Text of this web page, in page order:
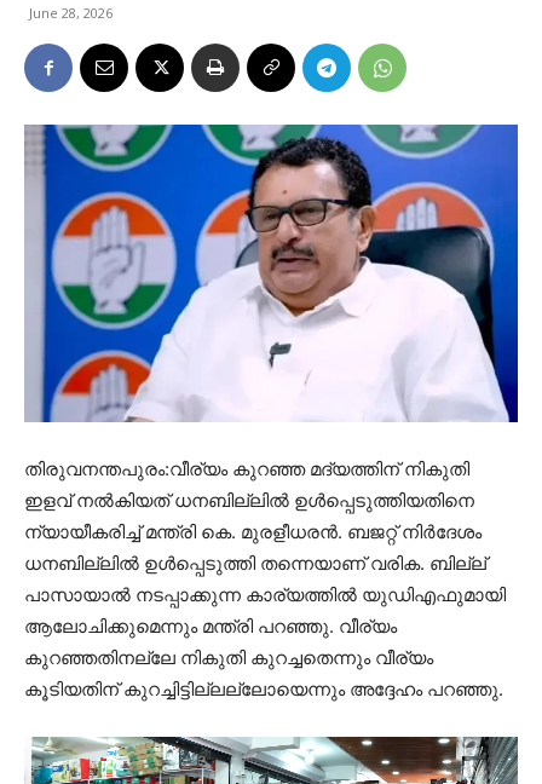
June 28, 2026
തിരുവനന്തപുരം:വീര്യം കുറഞ്ഞ മദ്യത്തിന് നികുതി
ഇളവ് നൽകിയത് ധനബില്ലിൽ ഉൾപ്പെടുത്തിയതിനെ
ന്യായീകരിച്ച് മന്ത്രി കെ. മുരളീധരൻ. ബജറ്റ് നിർദേശം
ധനബില്ലിൽ ഉൾപ്പെടുത്തി തന്നെയാണ് വരിക. ബില്ല്
പാസായാൽ നടപ്പാക്കുന്ന കാര്യത്തിൽ യുഡിഎഫുമായി
ആലോചിക്കുമെന്നും മന്ത്രി പറഞ്ഞു. വീര്യം
കുറഞ്ഞതിനല്ലേ നികുതി കുറച്ചതെന്നും വീര്യം
കൂടിയതിന് കുറച്ചിട്ടില്ലല്ലോയെന്നും അദ്ദേഹം പറഞ്ഞു.